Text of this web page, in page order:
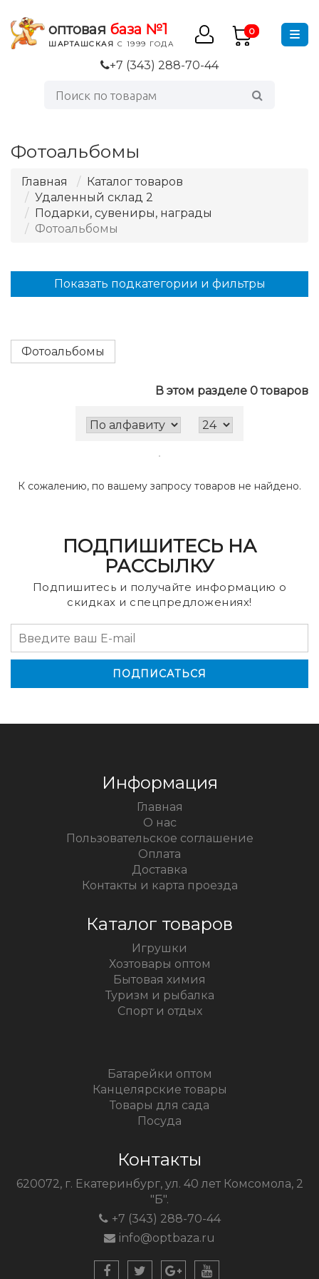
оптовая база №1
ШАРТАШСКАЯ С 1999 ГОДА
0
+7 (343) 288-70-44
Фотоальбомы
Главная
Каталог товаров
Удаленный склад 2
Подарки, сувениры, награды
Фотоальбомы
Фотоальбомы
В этом разделе 0 товаров
К сожалению, по вашему запросу товаров не найдено.
Показать подкатегории и фильтры
ПОДПИШИТЕСЬ НА
РАССЫЛКУ
Подпишитесь и получайте информацию о
скидках и спецпредложениях!
Информация
Главная
О нас
Пользовательское соглашение
Оплата
Доставка
Контакты и карта проезда
Каталог товаров
Игрушки
Хозтовары оптом
Бытовая химия
Туризм и рыбалка
Спорт и отдых
Батарейки оптом
Канцелярские товары
Товары для сада
Посуда
Контакты
620072, г. Екатеринбург, ул. 40 лет Комсомола, 2
"Б".
+7 (343) 288-70-44
info@optbaza.ru